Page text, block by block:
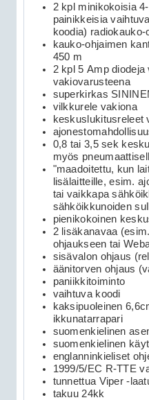
2 kpl minikokoisia 4-
painikkeisia
koodia) radiokauko-
kauko-ohjaimen
450 m
2 kpl 5 Amp
vakiovarusteena
superkirkas
vilkkurele vakiona
keskuslukitusreleet
0,8 tai 3,5 sek
myös
"maadoitettu, kun
lisälaitteille, esim.
tai vaikkapa
sähköikkunoiden
pienikokoinen
2 lisäkanavaa
ohjaukseen tai
sisävalon ohjaus
äänitorven ohjaus
paniikkitoiminto
vaihtuva koodi
kaksipuoleinen
ikkunatarrapari
suomenkielinen
suomenkielinen
englanninkieliset
1999/5/EC R-TTE
tunnettua Viper -
takuu 24kk